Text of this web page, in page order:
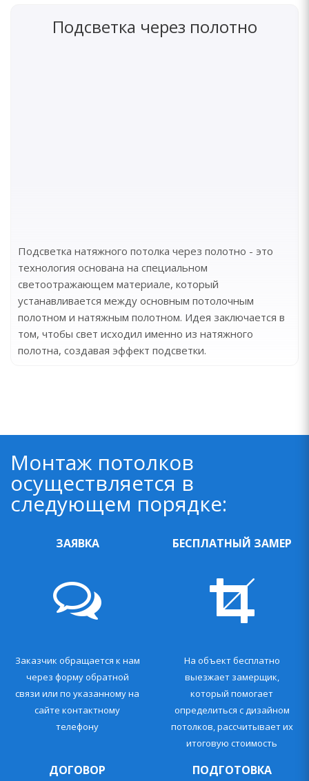
Подсветка через полотно
Подсветка натяжного потолка через полотно - это
технология основана на специальном
светоотражающем материале, который
устанавливается между основным потолочным
полотном и натяжным полотном. Идея заключается в
том, чтобы свет исходил именно из натяжного
полотна, создавая эффект подсветки.
Монтаж потолков
осуществляется в
следующем порядке:
ЗАЯВКА
Заказчик обращается к нам
через форму обратной
связи или по указанному на
сайте контактному
телефону
БЕСПЛАТНЫЙ ЗАМЕР
На объект бесплатно
выезжает замерщик,
который помогает
определиться с дизайном
потолков, рассчитывает их
итоговую стоимость
ДОГОВОР ПОДГОТОВКА